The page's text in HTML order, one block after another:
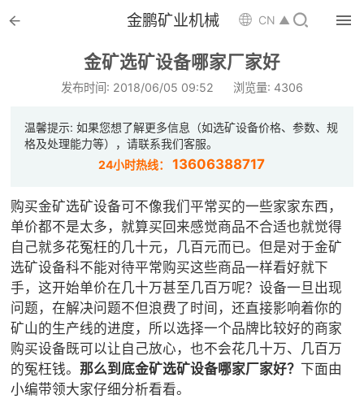
 金鹏矿业机械 CN ▲ 
金矿选矿设备哪家厂家好
发布时间: 2018/06/05 09:52 浏览量: 4306
温馨提示: 如果您想了解更多信息（如选矿设备价格、参数、规
格及处理能力等），请联系我们客服。
24小时热线：13606388717
购买金矿选矿设备可不像我们平常买的一些家家东西，
单价都不是太多，就算买回来感觉商品不合适也就觉得
自己就多花冤枉的几十元，几百元而已。但是对于金矿
选矿设备科不能对待平常购买这些商品一样看好就下
手，这开始单价在几十万甚至几百万呢？设备一旦出现
问题，在解决问题不但浪费了时间，还直接影响着你的
矿山的生产线的进度，所以选择一个品牌比较好的商家
购买设备既可以让自己放心，也不会花几十万、几百万
的冤枉钱。 那么到底金矿选矿设备哪家厂家好？ 下面由
小编带领大家仔细分析看看。
 首页
 选矿设备
 配件耗材

 选矿总包
案例中心
 服务体系
 新闻中心
 矿山设计院